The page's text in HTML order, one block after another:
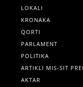
LOKALI
KRONAKA
QORTI
PARLAMENT
POLITIKA
ARTIKLI MIS-SIT
AKTAR